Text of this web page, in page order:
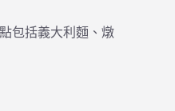
點包括義大利麵、燉